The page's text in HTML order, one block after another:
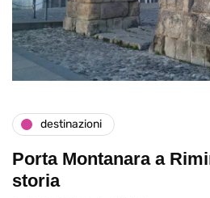
destinazioni
Porta Montanara a
storia